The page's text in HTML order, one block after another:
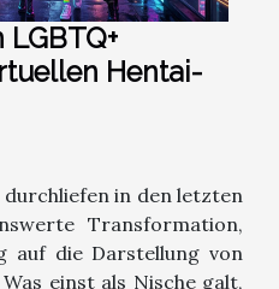
Hentai-
in den letzten
Transformation,
auf die Darstellung von
einst als Nische galt,